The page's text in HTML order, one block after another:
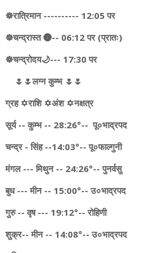
☸️रात्रिमान ---------- 12:05 पर
☸️चन्द्रास्त 🌚-- 06:12 पर (प्रातः)
☸चन्द्रोदय🌙--- 17:30 पर
🌷🌷लग्न कुम्भ 🌷🌷
ग्रह ✡️राशि ✡️अंश ✡️नक्षत्र
सूर्य -- कुम्भ -- 28:26°-- पू०भाद्रपद
चन्द्र - सिंह --14:03°-- पू०फाल्गुनी
मंगल --- मिथुन -- 24:26°-- पुनर्वसु
बुध --- मीन -- 15:00°-- उ०भाद्रपद
गुरु -- वृष --- 19:12°-- रोहिणी
शुक्र-- मीन -- 14:08°-- उ०भाद्रपद